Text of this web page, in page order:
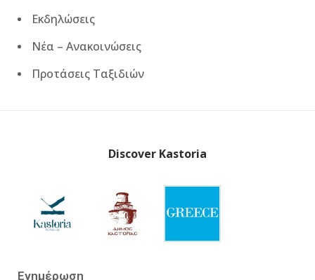
Εκδηλώσεις
Νέα – Ανακοινώσεις
Προτάσεις Ταξιδιών
Discover Kastoria
Ενημέρωση